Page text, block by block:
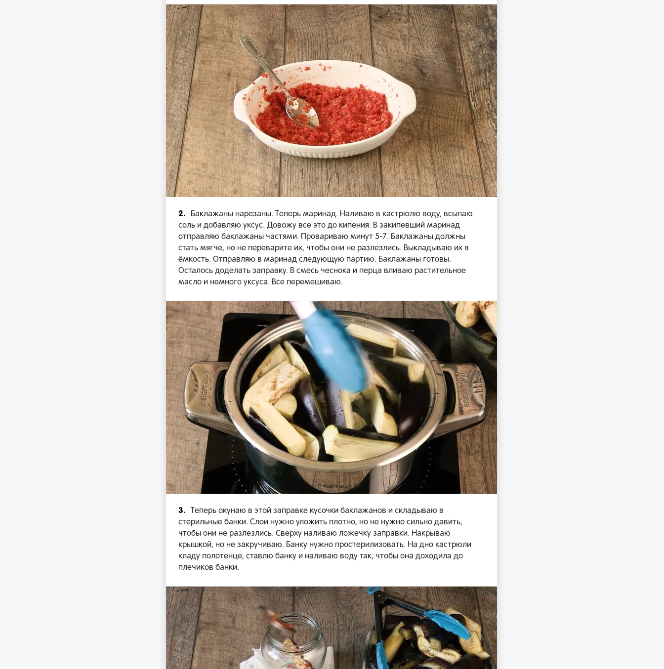
2.
Баклажаны нарезаны. Теперь маринад. Наливаю в кастрюлю воду, всыпаю
соль и добавляю уксус. Довожу все это до кипения. В закипевший маринад
отправляю баклажаны частями. Провариваю минут 5-7. Баклажаны должны
стать мягче, но не переварите их, чтобы они не разлезлись. Выкладываю их в
ёмкость. Отправляю в маринад следующую партию. Баклажаны готовы.
Осталось доделать заправку. В смесь чеснока и перца вливаю растительное
масло и немного уксуса. Все перемешиваю.
3.
Теперь окунаю в этой заправке кусочки баклажанов и складываю в
стерильные банки. Слои нужно уложить плотно, но не нужно сильно давить,
чтобы они не разлезлись. Сверху наливаю ложечку заправки. Накрываю
крышкой, но не закручиваю. Банку нужно простерилизовать. На дно кастрюли
кладу полотенце, ставлю банку и наливаю воду так, чтобы она доходила до
плечиков банки.